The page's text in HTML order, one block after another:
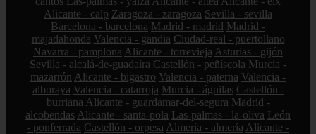
Alicante - calp Zaragoza - zaragoza Sevilla - sevilla
Barcelona - barcelona Madrid - madrid Madrid -
majadahonda Valencia - gandia Ciudad-real - puertollano
Navarra - pamplona Alicante - torrevieja Asturias - gijón
Sevilla - alcalá-de-guadaíra Castellón - peñíscola Murcia -
mazarrón Alicante - bigastro Valencia - paterna Valencia -
alboraya Valencia - catarroja Murcia - águilas Castellón -
burriana Alicante - guardamar-del-segura Madrid -
alcobendas Alicante - santa-pola Las-palmas - la-oliva León
- ponferrada Castellón - orpesa Almería - almería Alicante -